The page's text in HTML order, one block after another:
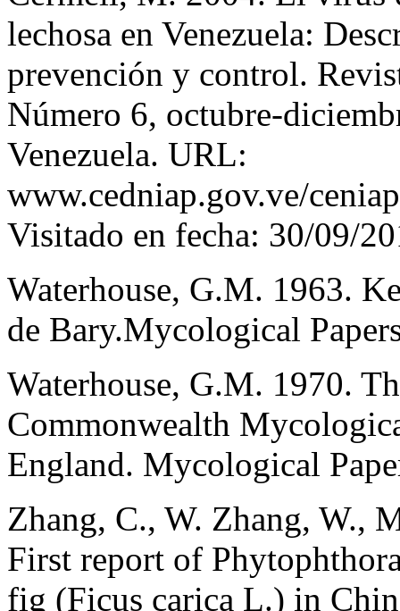
lechosa en Venezuela:
prevención y control.
Número 6, octubre-
Venezuela. URL:
www.cedniap.gov.ve/
Visitado en fecha: 30/09/
Waterhouse, G.M. 1963.
de Bary.Mycological
Waterhouse, G.M. 1970.
Commonwealth
England. Mycological
Zhang, C., W. Zhang, W.,
First report of
fig (Ficus carica L.) in